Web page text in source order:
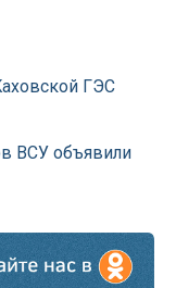
ГЭС
ВСУ объявили